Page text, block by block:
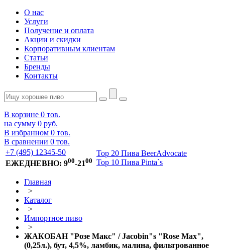
О нас
Услуги
Получение и оплата
Акции и скидки
Корпоративным клиентам
Статьи
Бренды
Контакты
В корзине 0 тов.
на сумму 0 руб.
В избранном 0 тов.
В сравнении 0 тов.
+7 (495) 12345-50
ЕЖЕДНЕВНО: 900-2100
Top 20 Пива BeerAdvocate
Top 10 Пива Pinta`s
Главная
>
Каталог
>
Импортное пиво
>
ЖАКОБАН "Розе Макс" / Jacobin"s "Rose Max",
(0,25л.), бут, 4,5%, ламбик, малина, фильтрованное